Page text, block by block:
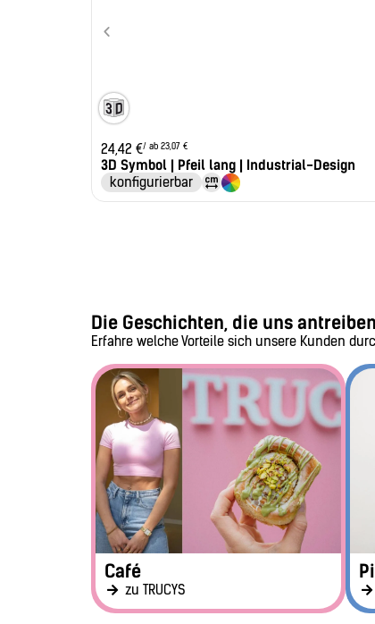
24,42 €/ ab 23,07 €
3D Symbol | Pfeil lang | Industrial-Design
konfigurierbar
Die Geschichten, die uns
Erfahre welche Vorteile sich unsere Kunden
Café
zu TRUCYS